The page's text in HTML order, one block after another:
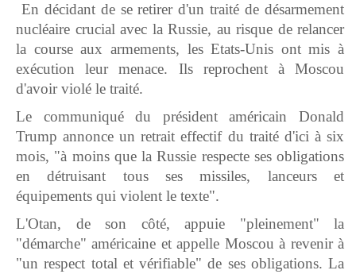
En décidant de se retirer d'un traité de désarmement
nucléaire crucial avec la Russie, au risque de relancer
la course aux armements, les Etats-Unis ont mis à
exécution leur menace. Ils reprochent à Moscou
d'avoir violé le traité.
Le communiqué du président américain Donald
Trump annonce un retrait effectif du traité d'ici à six
mois, "à moins que la Russie respecte ses obligations
en détruisant tous ses missiles, lanceurs et
équipements qui violent le texte".
L'Otan, de son côté, appuie "pleinement" la
"démarche" américaine et appelle Moscou à revenir à
"un respect total et vérifiable" de ses obligations. La